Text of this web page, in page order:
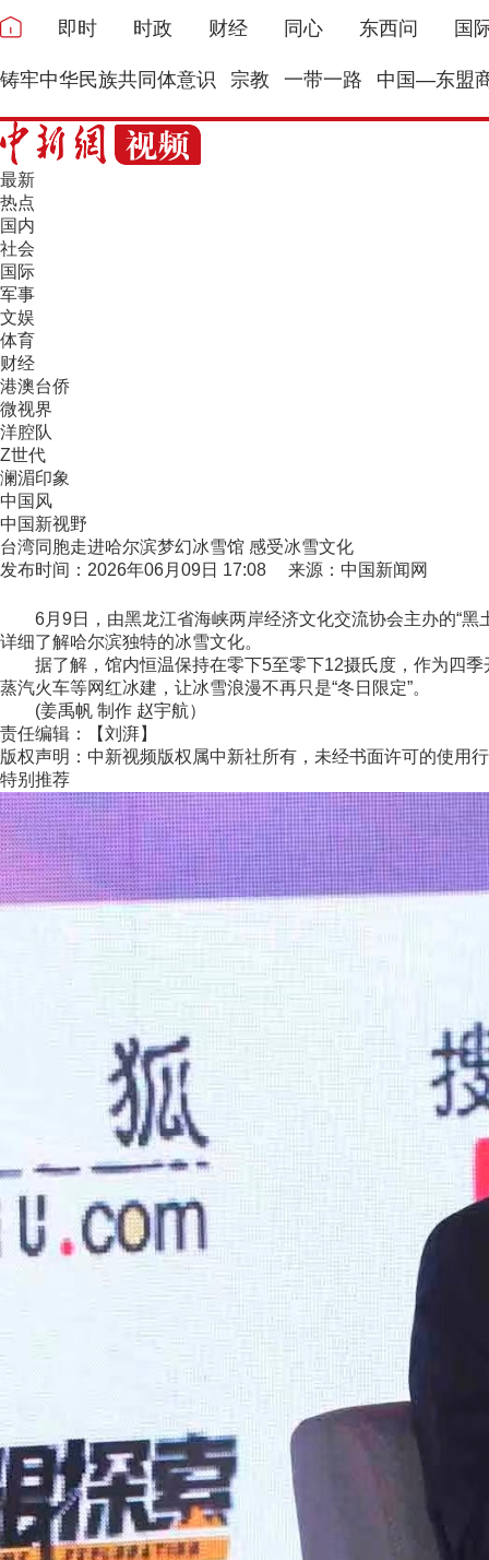
即时 时政 财经 同心 东西问 国
铸牢中华民族共同体意识 宗教 一带一路 中国—东盟
最新
热点
国内
社会
国际
军事
文娱
体育
财经
港澳台侨
微视界
洋腔队
Z世代
澜湄印象
中国风
中国新视野
台湾同胞走进哈尔滨梦幻冰雪馆 感受冰雪文化
发布时间：2026年06月09日 17:08 来源：中国新闻网
6月9日，由黑龙江省海峡两岸经济文化交流协会主办的“黑
详细了解哈尔滨独特的冰雪文化。
据了解，馆内恒温保持在零下5至零下12摄氏度，作为四季
蒸汽火车等网红冰建，让冰雪浪漫不再只是“冬日限定”。
(姜禹帆 制作 赵宇航）
责任编辑：【刘湃】
版权声明：中新视频版权属中新社所有，未经书面许可的使用
特别推荐